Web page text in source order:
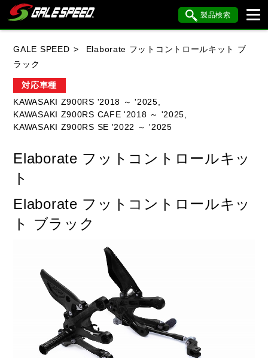
製品検索
HONDA YAMAHA SUZUKI
KAWASAKI BMW DUCATI
HARLEY DAVIDSON KTM MV AGUSTA
GALE SPEED
Elaborate フットコントロールキット ブ
ラック
対応車種
KAWASAKI Z900RS '2018 ～ '2025,
KAWASAKI Z900RS CAFE '2018 ～ '2025,
KAWASAKI Z900RS SE '2022 ～ '2025
Elaborate フットコントロールキッ
ト
Elaborate フットコントロールキッ
ト ブラック